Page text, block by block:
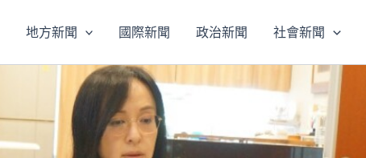
地方新聞 國際新聞 政治新聞 社會新聞